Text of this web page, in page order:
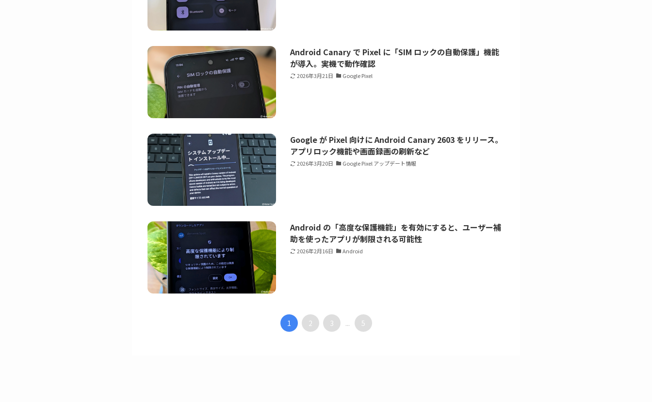
Android Canary で Pixel に「SIM ロックの自動保護」機能
が導入。実機で動作確認
2026年3月21日 Google Pixel
Google が Pixel 向けに Android Canary 2603 をリリース。
アプリロック機能や画面録画の刷新など
2026年3月20日 Google Pixel アップデート情報
Android の「高度な保護機能」を有効にすると、ユーザー補
助を使ったアプリが制限される可能性
2026年2月16日 Android
1 2 3 ... 5